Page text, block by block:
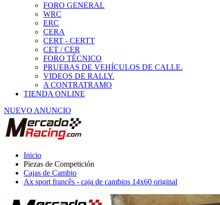
WRC
ERC
CERA
CERT - CERTT
CET / CER
FORO TÉCNICO
PRUEBAS DE VEHÍCULOS DE CALLE.
VIDEOS DE RALLY.
A CONTRATRAMO
TIENDA ONLINE
NUEVO ANUNCIO
Piezas de Competición
Cajas de Cambio
Ax sport francês - caja de cambios 14x60 original